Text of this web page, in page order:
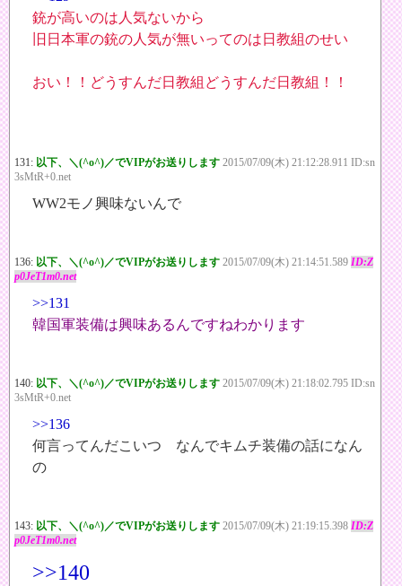
銃が高いのは人気ないから
旧日本軍の銃の人気が無いってのは日教組のせい
おい！！どうすんだ日教組どうすんだ日教組！！
131: 以下、＼(^o^)／でVIPがお送りします 2015/07/09(木) 21:12:28.911 ID:sn
3sMtR+0.net
WW2モノ興味ないんで
136: 以下、＼(^o^)／でVIPがお送りします 2015/07/09(木) 21:14:51.589 ID:Z
p0JeT1m0.net
>>131
韓国軍装備は興味あるんですねわかります
140: 以下、＼(^o^)／でVIPがお送りします 2015/07/09(木) 21:18:02.795 ID:sn
3sMtR+0.net
>>136
何言ってんだこいつ なんでキムチ装備の話になん
の
143: 以下、＼(^o^)／でVIPがお送りします 2015/07/09(木) 21:19:15.398 ID:Z
p0JeT1m0.net
>>140